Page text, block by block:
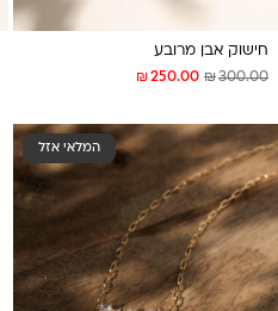
חישוק אבן מרובע
₪250.00 ₪300.00
המלאי אזל